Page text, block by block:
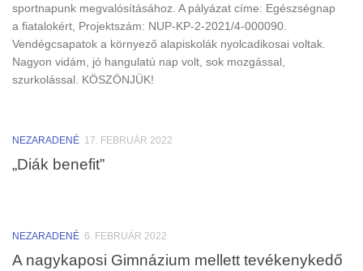
sportnapunk megvalósításához. A pályázat címe: Egészségnap
a fiatalokért, Projektszám: NUP-KP-2-2021/4-000090.
Vendégcsapatok a környező alapiskolák nyolcadikosai voltak.
Nagyon vidám, jó hangulatú nap volt, sok mozgással,
szurkolással. KÖSZÖNJÜK!
NEZARADENÉ 17. FEBRUÁR 2022
„Diák benefit”
NEZARADENÉ 6. FEBRUÁR 2022
A nagykaposi Gimnázium mellett tevékenykedő